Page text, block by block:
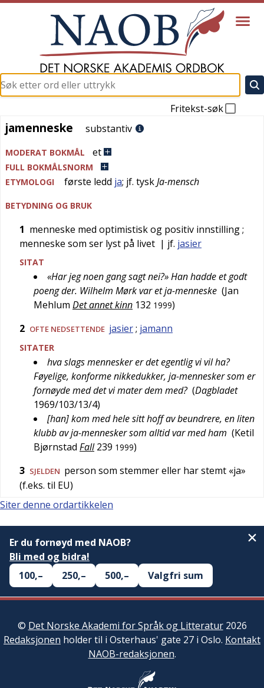
Fritekst-søk
jamenneske
jamenneske substantiv
MODERAT BOKMÅL et
FULL BOKMÅLSNORM
ETYMOLOGI
første ledd ja; jf. tyskJa-mensch
BETYDNING OG BRUK
1 menneske med optimistisk og positiv innstilling;
menneske som ser lyst på livet | jf. jasier
SITAT
«Har jeg noen gang sagt nei?» Han hadde et godt
poeng der. Wilhelm Mørk var et ja-menneske (Jan
Mehlum Det annet kinn 132 1999)
2 OFTE NEDSETTENDE jasier; jamann
SITATER
hva slags mennesker er det egentlig vi vil ha?
Føyelige, konforme nikkedukker, ja-mennesker som er
fornøyde med det vi mater dem med? (Dagbladet
1969/103/13/4)
[han] kom med hele sitt hoff av beundrere, en liten
klubb av ja-mennesker som alltid var med ham (Ketil
Bjørnstad Fall 239 1999)
3 SJELDEN person som stemmer eller har stemt «ja»
(f.eks. til EU)
Siter denne ordartikkelen
Er du fornøyd med NAOB?
Bli med og bidra!
100,–
250,– 500,– Valgfri sum
© Det Norske Akademi for Språk og Litteratur2026
Redaksjonen holder til i Osterhaus' gate 27 i Oslo. Kontakt
NAOB-redaksjonen.